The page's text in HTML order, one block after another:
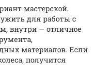
мастерской.
для работы с
внутри — отличное
материалов. Если
получится